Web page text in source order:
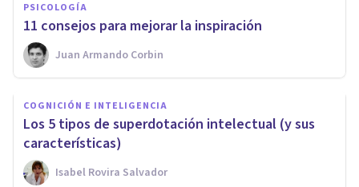
PSICOLOGÍA
​11 consejos para mejorar la inspiración
Juan Armando Corbin
COGNICIÓN E INTELIGENCIA
Los 5 tipos de superdotación intelectual (y sus
características)
Isabel Rovira Salvador